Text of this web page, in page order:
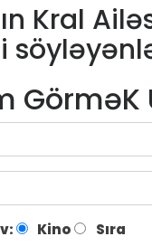
Kral
GörməK
Kino Sıra